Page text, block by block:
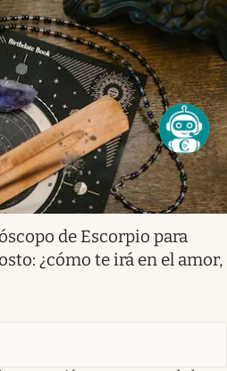
de Escorpio para
¿cómo te irá en el amor,